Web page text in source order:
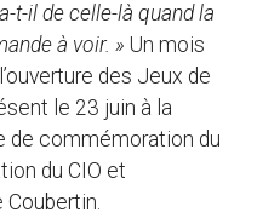
t-il de celle-là quand la
à voir. » Un mois
des Jeux de
le 23 juin à la
de commémoration du
du CIO et
Coubertin.